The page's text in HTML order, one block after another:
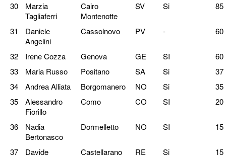
30
Marzia
Tagliaferri
Cairo
Montenotte
SV Si 85
31
Daniele
Angelini
Cassolnovo PV - 60
32 Irene Cozza Genova GE SI
60
33
Maria Russo Positano SA Si
37
34
Andrea Alliata Borgomanero NO Si
35
35
Alessandro
Fiorillo
Como CO SI 20
36
Nadia
Bertonasco
Dormelletto NO SI 15
37
Davide
Castellarano RE Si 15